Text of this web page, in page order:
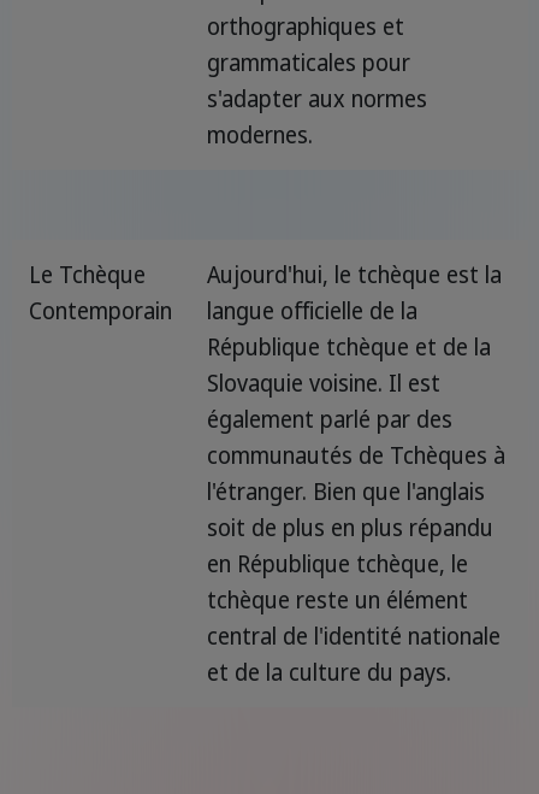
orthographiques et
grammaticales pour
s'adapter aux normes
modernes.
Le Tchèque
Contemporain
Aujourd'hui, le tchèque est la
langue officielle de la
République tchèque et de la
Slovaquie voisine. Il est
également parlé par des
communautés de Tchèques à
l'étranger. Bien que l'anglais
soit de plus en plus répandu
en République tchèque, le
tchèque reste un élément
central de l'identité nationale
et de la culture du pays.